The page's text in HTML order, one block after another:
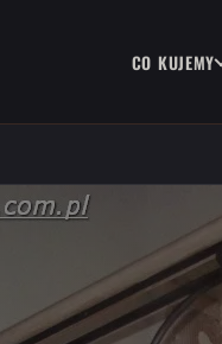
CO KUJEMY